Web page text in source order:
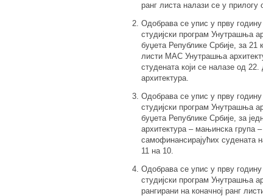
ранг листа налази се у
Одобрава се упис у прву
студијски програм Унутрашња
буџета Републике Србије, за 21
листи МАС Унутрашња
студената који се налазе од
архитектура.
Одобрава се упис у прву
студијски програм Унутрашња
буџета Републике Србије, за
архитектура – мањинска група
самофинансирајућих судената
11 на 10.
Одобрава се упис у прву
студијски програм Унутрашња
рангирани на коначној ранг